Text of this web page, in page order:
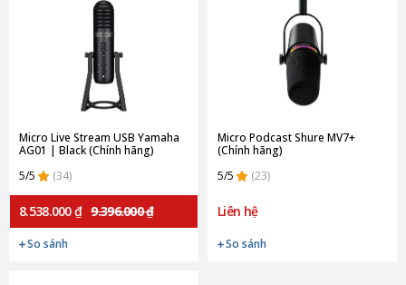
Micro Live Stream USB Yamaha
AG01 | Black (Chính hãng)
5/5
(34)
8.538.000 ₫ 9.396.000 ₫
So sánh
Micro Podcast Shure MV7+
(Chính hãng)
5/5
(23)
Liên hệ
So sánh